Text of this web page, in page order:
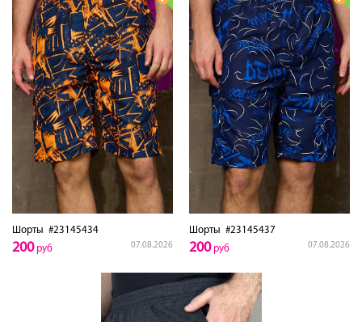
Шорты #23145434
07.08.2026
200руб
Шорты #23145437
07.08.2026
200руб